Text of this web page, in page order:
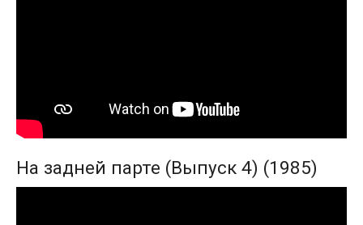
На задней парте (Выпуск 4) (1985)